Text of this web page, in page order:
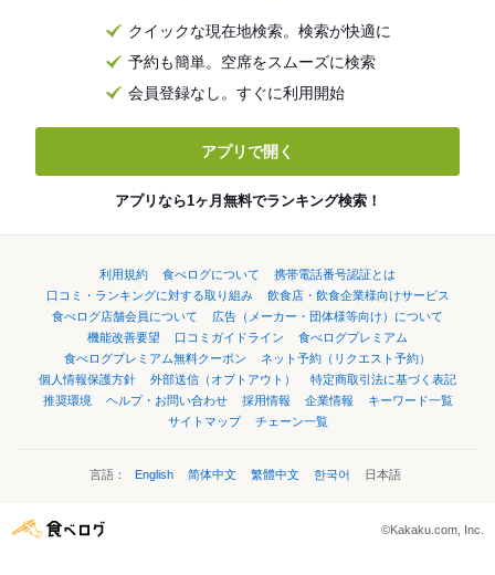
クイックな現在地検索。検索が快適に
予約も簡単。空席をスムーズに検索
会員登録なし。すぐに利用開始
アプリで開く
アプリなら1ヶ月無料でランキング検索！
利用規約 食べログについて
携帯電話番号認証とは
口コミ・ランキングに対する取り組み
飲食店・飲食企業様向けサービス
食べログ店舗会員について
広告（メーカー・団体様等向け）について
機能改善要望
口コミガイドライン
食べログプレミアム
食べログプレミアム無料クーポン
ネット予約（リクエスト予約）
個人情報保護方針
外部送信（オプトアウト）
特定商取引法に基づく表記
推奨環境
ヘルプ・お問い合わせ 採用情報 企業情報
キーワード一覧
サイトマップ
チェーン一覧
言語： English 简体中文 繁體中文 한국어 日本語
©Kakaku.com, Inc.